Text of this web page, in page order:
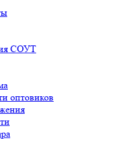
СОУТ
оптовиков